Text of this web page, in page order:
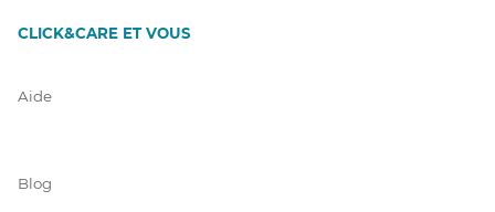
CLICK&CARE ET VOUS
Aide
Blog